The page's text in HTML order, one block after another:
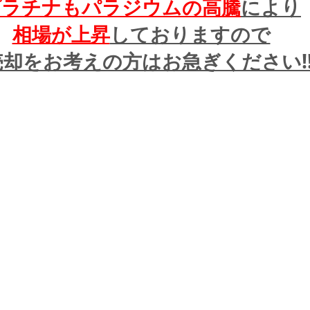
チナもパラジウムの高騰により
相場が上昇しておりますので
をお考えの方はお急ぎください